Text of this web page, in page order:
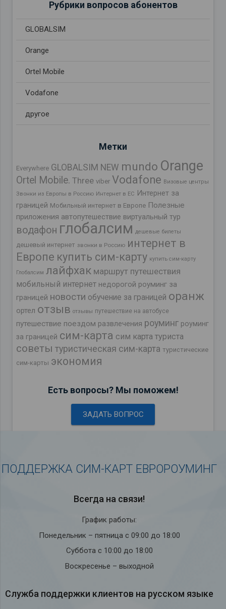
Рубрики вопросов абонентов
GLOBALSIM
Orange
Ortel Mobile
Vodafone
другое
Метки
Everywhere GLOBALSIM NEW mundo Orange
Ortel Mobile. Three viber Vodafone Визовые центры
Звонки из Европы в Россию Интернет в ЕС Интернет за
границей Мобильный интернет в Европе Полезные
приложения автопутешествие виртуальный тур
водафон глобалсим дешевые билеты
дешевый интернет звонки в Россию интернет в
Европе купить сим-карту купить сим-карту
Глобалсим лайфхак маршрут путешествия
мобильный интернет недорогой роуминг за
границей новости обучение за границей оранж
ортел отзыв отзывы путешествие на автобусе
путешествие поездом развлечения роуминг роуминг
за границей сим-карта сим карта туриста
советы туристическая сим-карта туристические
сим-карты экономия
Есть вопросы? Мы поможем!
ЗАДАТЬ ВОПРОС
ПОДДЕРЖКА СИМ-КАРТ ЕВРОРОУМИНГ
Всегда на связи!
График работы:
Понедельник – пятница с 09:00 до 18:00
Суббота с 10:00 до 18:00
Воскресенье – выходной
Служба под­держки кли­ен­тов на рус­ском языке